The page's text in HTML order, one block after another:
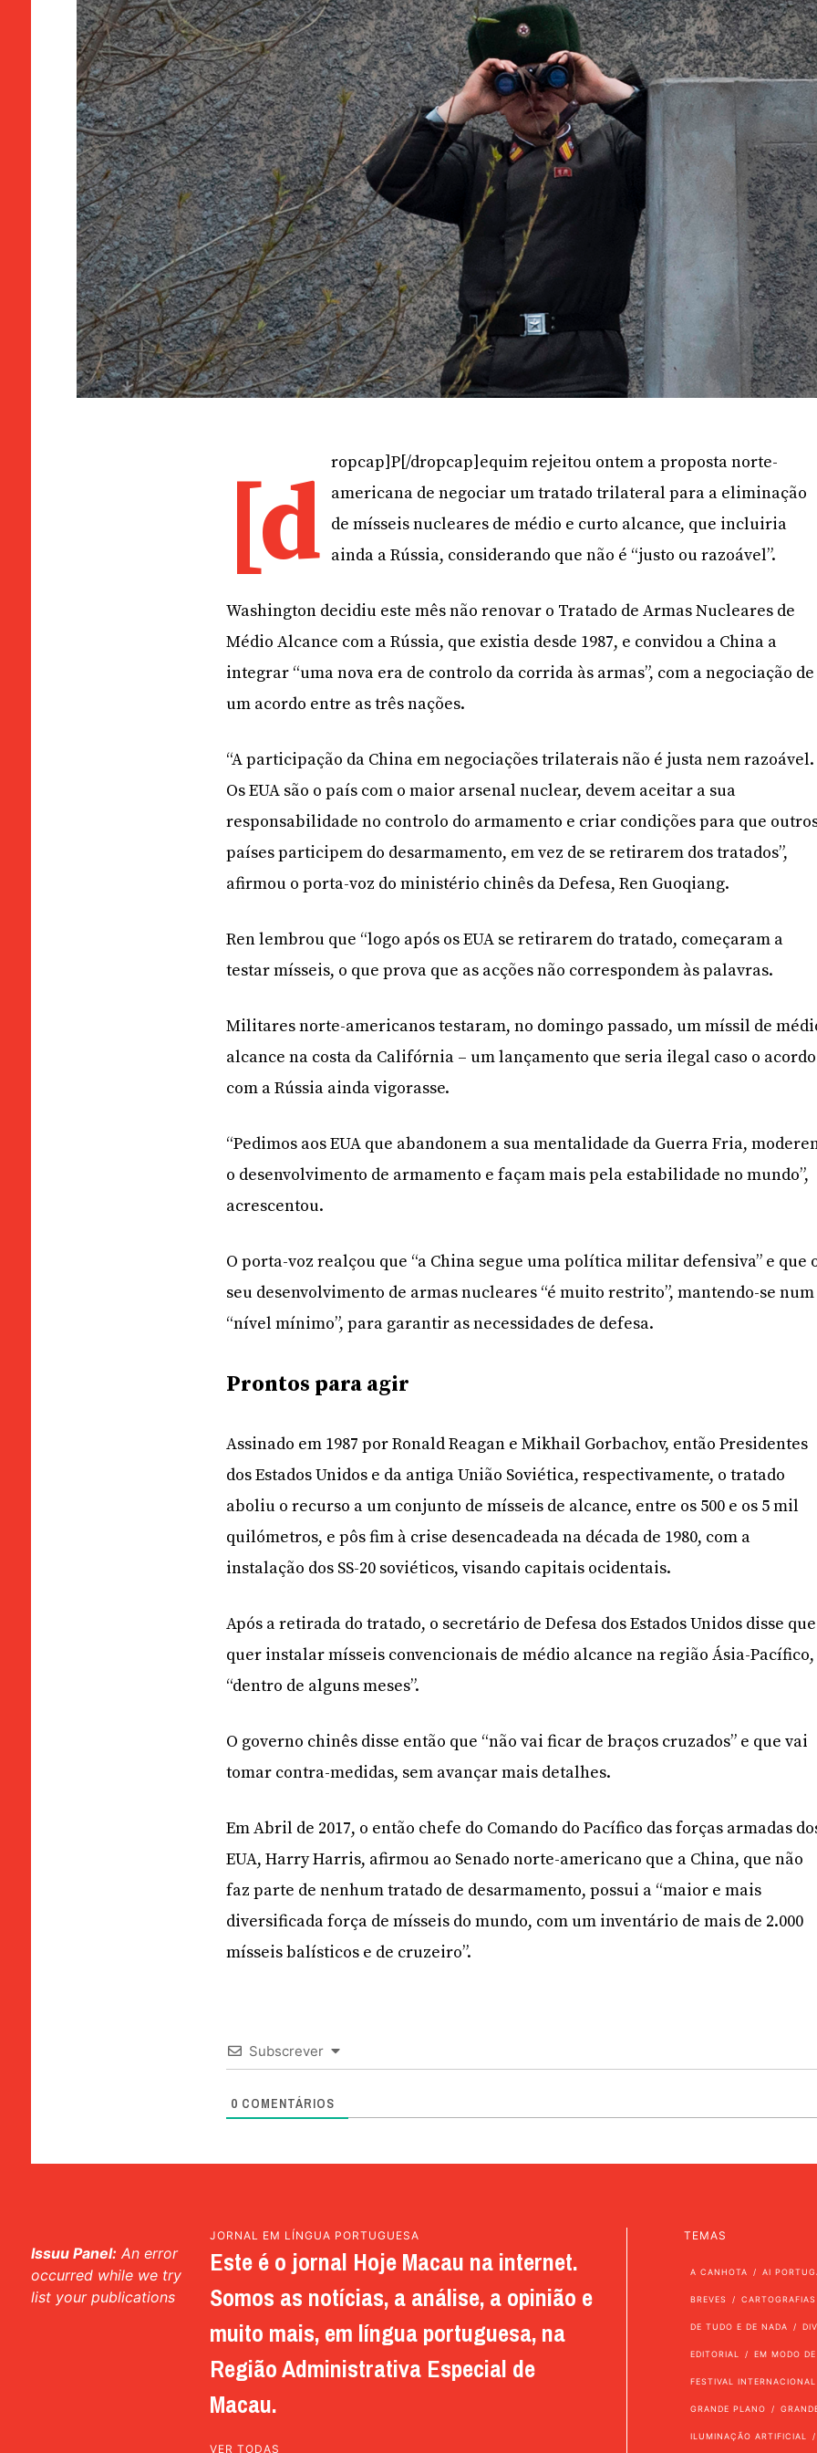
[d ropcap]P[/dropcap]equim rejeitou ontem a proposta norte-
americana de negociar um tratado trilateral para a eliminação
de mísseis nucleares de médio e curto alcance, que incluiria
ainda a Rússia, considerando que não é “justo ou razoável”.
Washington decidiu este mês não renovar o Tratado de Armas Nucleares de
Médio Alcance com a Rússia, que existia desde 1987, e convidou a China a
integrar “uma nova era de controlo da corrida às armas”, com a negociação de
um acordo entre as três nações.
“A participação da China em negociações trilaterais não é justa nem razoável.
Os EUA são o país com o maior arsenal nuclear, devem aceitar a sua
responsabilidade no controlo do armamento e criar condições para que
países participem do desarmamento, em vez de se retirarem dos tratados”,
afirmou o porta-voz do ministério chinês da Defesa, Ren Guoqiang.
Ren lembrou que “logo após os EUA se retirarem do tratado, começaram a
testar mísseis, o que prova que as acções não correspondem às palavras.
Militares norte-americanos testaram, no domingo passado, um míssil de
alcance na costa da Califórnia – um lançamento que seria ilegal caso o acordo
com a Rússia ainda vigorasse.
“Pedimos aos EUA que abandonem a sua mentalidade da Guerra Fria,
o desenvolvimento de armamento e façam mais pela estabilidade no mundo”,
acrescentou.
O porta-voz realçou que “a China segue uma política militar defensiva” e que
seu desenvolvimento de armas nucleares “é muito restrito”, mantendo-se num
“nível mínimo”, para garantir as necessidades de defesa.
Prontos para agir
Assinado em 1987 por Ronald Reagan e Mikhail Gorbachov, então Presidentes
dos Estados Unidos e da antiga União Soviética, respectivamente, o tratado
aboliu o recurso a um conjunto de mísseis de alcance, entre os 500 e os 5 mil
quilómetros, e pôs fim à crise desencadeada na década de 1980, com a
instalação dos SS-20 soviéticos, visando capitais ocidentais.
Após a retirada do tratado, o secretário de Defesa dos Estados Unidos disse que
quer instalar mísseis convencionais de médio alcance na região Ásia-Pacífico,
“dentro de alguns meses”.
O governo chinês disse então que “não vai ficar de braços cruzados” e que vai
tomar contra-medidas, sem avançar mais detalhes.
Em Abril de 2017, o então chefe do Comando do Pacífico das forças armadas
EUA, Harry Harris, afirmou ao Senado norte-americano que a China, que não
faz parte de nenhum tratado de desarmamento, possui a “maior e mais
diversificada força de mísseis do mundo, com um inventário de mais de 2.000
mísseis balísticos e de cruzeiro”.
Subscrever
0 COMENTÁRIOS
Issuu Panel: An error
occurred while we try
list your publications
JORNAL EM LÍNGUA PORTUGUESA
Este é o jornal Hoje Macau na internet.
Somos as notícias, a análise, a opinião e
muito mais, em língua portuguesa, na
Região Administrativa Especial de
Macau.
VER TODAS
TEMAS
A CANHOTA AI
BREVES CARTOGRAFIAS
DE TUDO E DE NADA
EDITORIAL EM MODO
FESTIVAL
GRANDE PLANO
ILUMINAÇÃO ARTIFICIAL